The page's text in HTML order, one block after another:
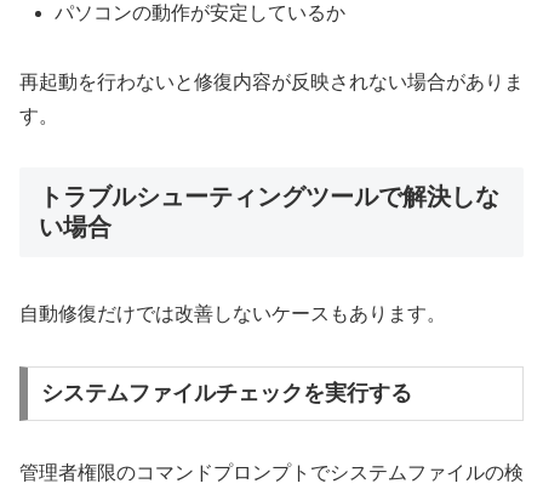
パソコンの動作が安定しているか
再起動を行わないと修復内容が反映されない場合がありま
す。
トラブルシューティングツールで解決しな
い場合
自動修復だけでは改善しないケースもあります。
システムファイルチェックを実行する
管理者権限のコマンドプロンプトでシステムファイルの検